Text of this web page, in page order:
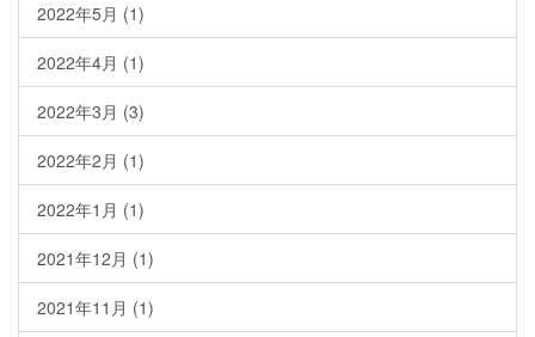
2022年5月 (1)
2022年4月 (1)
2022年3月 (3)
2022年2月 (1)
2022年1月 (1)
2021年12月 (1)
2021年11月 (1)